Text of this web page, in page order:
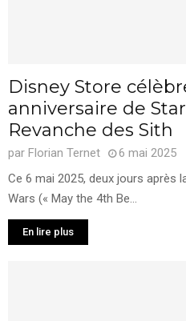
Disney Store
anniversaire de
Revanche des Sith
par Florian Ternet
6 mai 2025
Ce 6 mai 2025, deux jours après
Wars (« May the 4th Be...
En lire plus